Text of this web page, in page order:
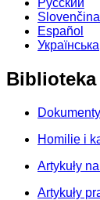
Slovenčina
Español
Українська
Biblioteka
Dokumenty
Homilie i
Artykuły
Artykuły